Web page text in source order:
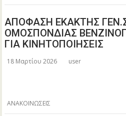
ΑΠΟΦΑΣΗ ΕΚΑΚΤΗΣ
ΟΜΟΣΠΟΝΔΙΑΣ
ΓΙΑ ΚΙΝΗΤΟΠΟΙΗΣΕΙΣ
18 Μαρτίου 2026 user
ΑΝΑΚΟΙΝΩΣΕΙΣ